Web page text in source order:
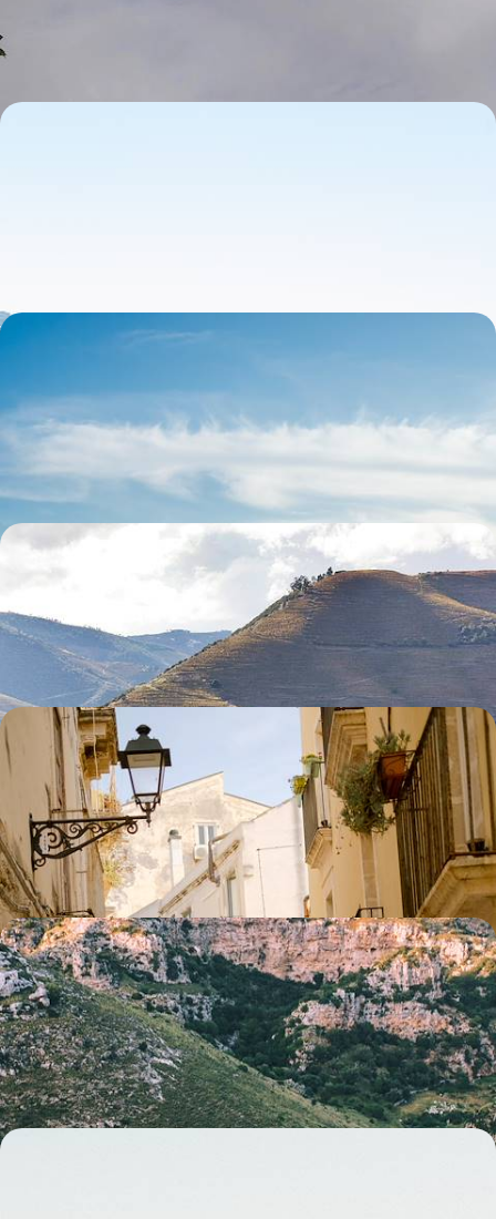
8 jours, de CHF 1800 à CHF 2600
Porto, Guimarães et le Douro - Au Nord, un
Mettre le cap sur le Nord : villes hédonistes, vieilles pierres classées,
fleuve mythique et terroir gourmet
De Porto à Lisbonne - Les grands sites du Portugal
Parcourir ce bel itinéraire du nord au centre, entre villes d'art et
vignobles du Douro, la douceur de vivre pour fil conducteur
9 jours, de CHF 2100 à CHF 2700
La Sicile versant ouest - Road-trip ensoleillé en
famille
Partir ensemble explorer l'ouest sicilien, de Palerme à la province de
Trapani, la mer toujours à portée de maillot
11 jours, de CHF 2100 à CHF 2800
Les Pouilles du nord au sud - Road-trip en adresses
de caractère
Sillonner à votre rythme une région essentielle de l'Italie, entre terroir et
criques de l’Adriatique
10 jours, de CHF 2100 à CHF 2900